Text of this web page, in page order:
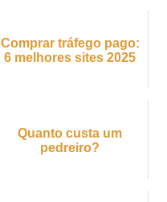
Comprar tráfego pago:
6 melhores sites 2025
Quanto custa um
pedreiro?